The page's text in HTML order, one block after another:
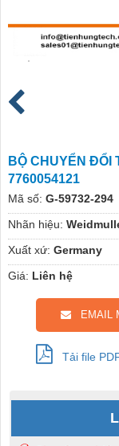
BỘ CHUYỂN ĐỔI
7760054121
Mã số: G-59732-294
Nhãn hiệu:
Xuất xứ: Germany
Giá: Liên hệ
EMAIL
Tải file